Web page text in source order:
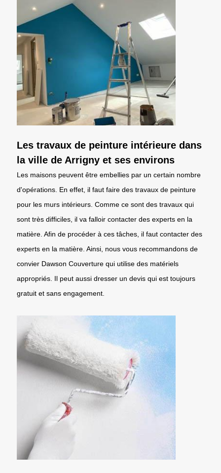
Les travaux de peinture intérieure dans
la ville de Arrigny et ses environs
Les maisons peuvent être embellies par un certain nombre
d'opérations. En effet, il faut faire des travaux de peinture
pour les murs intérieurs. Comme ce sont des travaux qui
sont très difficiles, il va falloir contacter des experts en la
matière. Afin de procéder à ces tâches, il faut contacter des
experts en la matière. Ainsi, nous vous recommandons de
convier Dawson Couverture qui utilise des matériels
appropriés. Il peut aussi dresser un devis qui est toujours
gratuit et sans engagement.